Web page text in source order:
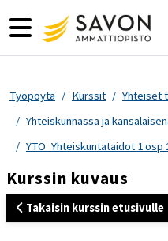
Sivupaneeli
Työpöytä Kurssit
Yhteiset
Yhteiskunnassa ja
YTO_Yhteiskuntataidot 1 osp
Kurssin kuvaus
Takaisin kurssin etusivulle